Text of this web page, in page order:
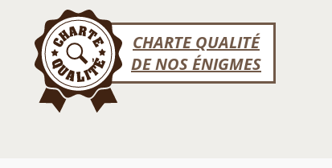
CHARTE QUALITÉ
DE NOS ÉNIGMES